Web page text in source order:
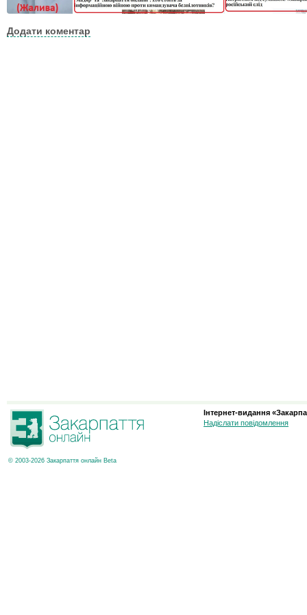
Додати коментар
© 2003-2026 Закарпаття онлайн Beta
Інтернет-видання
Надіслати повідомлення